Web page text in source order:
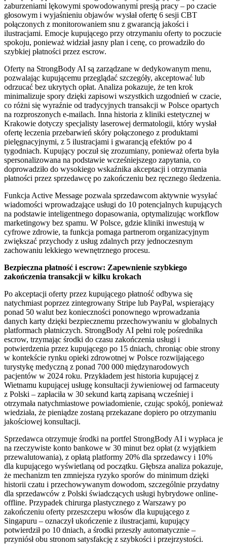
zaburzeniami lękowymi spowodowanymi presją pracy – po czacie
głosowym i wyjaśnieniu objawów wysłał ofertę 6 sesji CBT
połączonych z monitorowaniem snu z gwarancją jakości i
ilustracjami. Emocje kupującego przy otrzymaniu oferty to poczucie
spokoju, ponieważ widział jasny plan i cenę, co prowadziło do
szybkiej płatności przez escrow.
Oferty na StrongBody AI są zarządzane w dedykowanym menu,
pozwalając kupującemu przeglądać szczegóły, akceptować lub
odrzucać bez ukrytych opłat. Analiza pokazuje, że ten krok
minimalizuje spory dzięki zapisowi wszystkich uzgodnień w czacie,
co różni się wyraźnie od tradycyjnych transakcji w Polsce opartych
na rozproszonych e-mailach. Inna historia z kliniki estetycznej w
Krakowie dotyczy specjalisty laserowej dermatologii, który wysłał
ofertę leczenia przebarwień skóry połączonego z produktami
pielęgnacyjnymi, z 5 ilustracjami i gwarancją efektów po 4
tygodniach. Kupujący poczuł się zrozumiany, ponieważ oferta była
spersonalizowana na podstawie wcześniejszego zapytania, co
doprowadziło do wysokiego wskaźnika akceptacji i otrzymania
płatności przez sprzedawcę po zakończeniu bez ręcznego śledzenia.
Funkcja Active Message pozwala sprzedawcom aktywnie wysyłać
wiadomości wprowadzające usługi do 10 potencjalnych kupujących
na podstawie inteligentnego dopasowania, optymalizując workflow
marketingowy bez spamu. W Polsce, gdzie kliniki inwestują w
cyfrowe zdrowie, ta funkcja pomaga partnerom organizacyjnym
zwiększać przychody z usług zdalnych przy jednoczesnym
zachowaniu lekkiego wewnętrznego procesu.
Bezpieczna płatność i escrow: Zapewnienie szybkiego
zakończenia transakcji w kilku krokach
Po akceptacji oferty przez kupującego płatność odbywa się
natychmiast poprzez zintegrowany Stripe lub PayPal, wspierający
ponad 50 walut bez konieczności ponownego wprowadzania
danych karty dzięki bezpiecznemu przechowywaniu w globalnych
platformach płatniczych. StrongBody AI pełni rolę pośrednika
escrow, trzymając środki do czasu zakończenia usługi i
potwierdzenia przez kupującego po 15 dniach, chroniąc obie strony
w kontekście rynku opieki zdrowotnej w Polsce rozwijającego
turystykę medyczną z ponad 700 000 międzynarodowych
pacjentów w 2024 roku. Przykładem jest historia kupującej z
Wietnamu kupującej usługę konsultacji żywieniowej od farmaceuty
z Polski – zapłaciła w 30 sekund kartą zapisaną wcześniej i
otrzymała natychmiastowe powiadomienie, czując spokój, ponieważ
wiedziała, że pieniądze zostaną przekazane dopiero po otrzymaniu
jakościowej konsultacji.
Sprzedawca otrzymuje środki na portfel StrongBody AI i wypłaca je
na rzeczywiste konto bankowe w 30 minut bez opłat (z wyjątkiem
przewalutowania), z opłatą platformy 20% dla sprzedawcy i 10%
dla kupującego wyświetlaną od początku. Głębsza analiza pokazuje,
że mechanizm ten zmniejsza ryzyko sporów do minimum dzięki
historii czatu i przechowywanym dowodom, szczególnie przydatny
dla sprzedawców z Polski świadczących usługi hybrydowe online-
offline. Przypadek chirurga plastycznego z Warszawy po
zakończeniu oferty przeszczepu włosów dla kupującego z
Singapuru – oznaczył ukończenie z ilustracjami, kupujący
potwierdził po 10 dniach, a środki przeszły automatycznie –
przyniósł obu stronom satysfakcję z szybkości i przejrzystości.